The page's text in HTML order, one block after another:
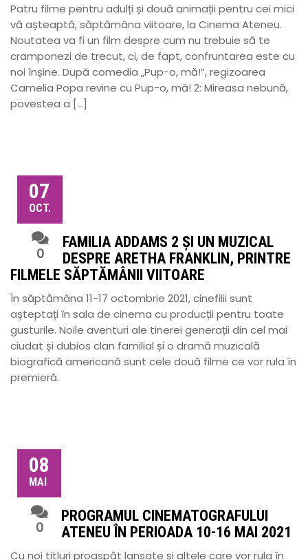
Patru filme pentru adulți și două animații pentru cei mici
vă așteaptă, săptămâna viitoare, la Cinema Ateneu.
Noutatea va fi un film despre cum nu trebuie să te
cramponezi de trecut, ci, de fapt, confruntarea este cu
noi înșine. După comedia „Pup-o, mă!”, regizoarea
Camelia Popa revine cu Pup-o, mă! 2: Mireasa nebună,
povestea a […]
07
OCT.
0
FAMILIA ADDAMS 2 ȘI UN MUZICAL
DESPRE ARETHA FRANKLIN, PRINTRE
FILMELE SĂPTĂMÂNII VIITOARE
În săptămâna 11-17 octombrie 2021, cinefilii sunt
așteptați în sala de cinema cu producții pentru toate
gusturile. Noile aventuri ale tinerei generații din cel mai
ciudat și dubios clan familial și o dramă muzicală
biografică americană sunt cele două filme ce vor rula în
premieră.
08
MAI
0
PROGRAMUL CINEMATOGRAFULUI
ATENEU ÎN PERIOADA 10-16 MAI 2021
Cu noi titluri proaspăt lansate și altele care vor rula în